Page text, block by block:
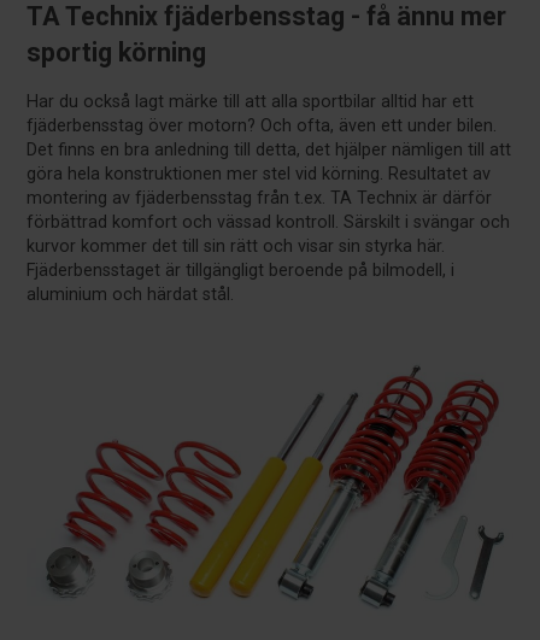
TA Technix fjäderbensstag - få ännu mer
sportig körning
Har du också lagt märke till att alla sportbilar alltid har ett
fjäderbensstag över motorn? Och ofta, även ett under bilen.
Det finns en bra anledning till detta, det hjälper nämligen till att
göra hela konstruktionen mer stel vid körning. Resultatet av
montering av fjäderbensstag från t.ex. TA Technix är därför
förbättrad komfort och vässad kontroll. Särskilt i svängar och
kurvor kommer det till sin rätt och visar sin styrka här.
Fjäderbensstaget är tillgängligt beroende på bilmodell, i
aluminium och härdat stål.